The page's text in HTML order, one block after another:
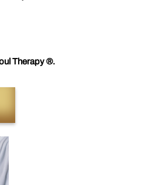
Therapy ®.